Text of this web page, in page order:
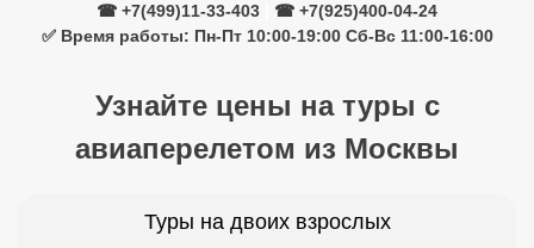
☎ +7(499)11-33-403
☎ +7(925)400-04-24
✅ Время работы: Пн-Пт 10:00-19:00 Сб-Вс 11:00-16:00
Узнайте цены на туры с
авиаперелетом из Москвы
Туры на двоих взрослых
VIP отели 5 звезд
ТОП 10 недорогих отелей
Лучшие отели 4* звезды